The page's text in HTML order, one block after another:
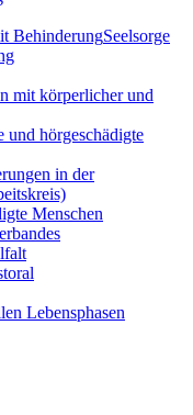
Seelsorge
mit körperlicher und
und hörgeschädigte
in der
Menschen
Lebensphasen